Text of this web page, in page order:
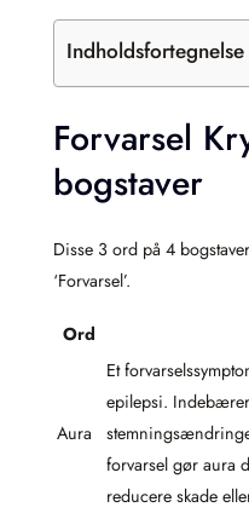
Indholdsfortegnelse
Forvarsel
bogstaver
Disse 3 ord på 4
‘Forvarsel’.
Ord
Aura
Et
epilepsi.
forvarsel gør aura
reducere skade